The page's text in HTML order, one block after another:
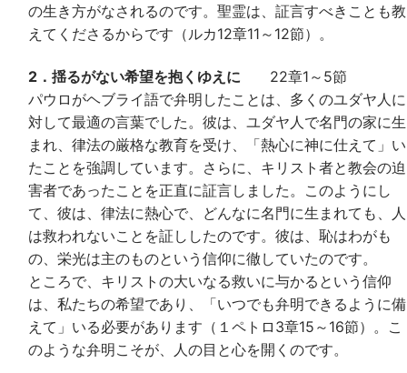
の生き方がなされるのです。聖霊は、証言すべきことも教
えてくださるからです（ルカ12章11～12節）。
2．揺るがない希望を抱くゆえに 22章1～5節
パウロがヘブライ語で弁明したことは、多くのユダヤ人に
対して最適の言葉でした。彼は、ユダヤ人で名門の家に生
まれ、律法の厳格な教育を受け、「熱心に神に仕えて」い
たことを強調しています。さらに、キリスト者と教会の迫
害者であったことを正直に証言しました。このようにし
て、彼は、律法に熱心で、どんなに名門に生まれても、人
は救われないことを証ししたのです。彼は、恥はわがも
の、栄光は主のものという信仰に徹していたのです。
ところで、キリストの大いなる救いに与かるという信仰
は、私たちの希望であり、「いつでも弁明できるように備
えて」いる必要があります（１ペトロ3章15～16節）。こ
のような弁明こそが、人の目と心を開くのです。